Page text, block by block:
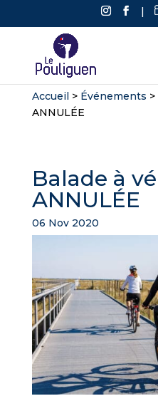
|
Accueil> Événements >
ANNULÉE
Balade à
ANNULÉE
06 Nov 2020